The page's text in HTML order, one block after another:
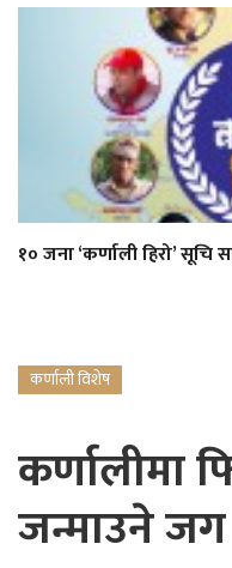
१० जना ‘कर्णाली हिरो’ सूचि
कर्णाली विशेष
कर्णालीमा
जन्माउने जग